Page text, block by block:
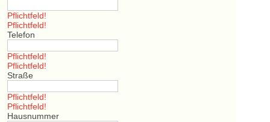
Pflichtfeld!
Pflichtfeld!
Telefon
Pflichtfeld!
Pflichtfeld!
Straße
Pflichtfeld!
Pflichtfeld!
Hausnummer